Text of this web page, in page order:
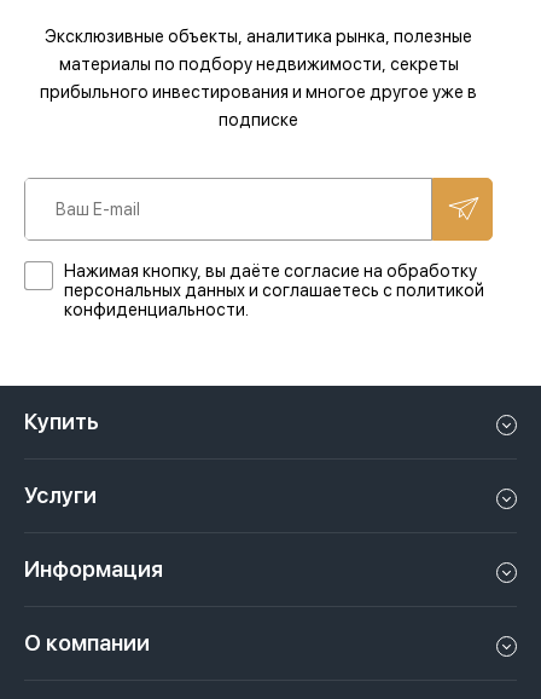
Эксклюзивные объекты, аналитика рынка, полезные
материалы по подбору недвижимости, секреты
прибыльного инвестирования и многое другое уже в
подписке
Нажимая кнопку, вы даёте согласие на обработку
персональных данных и соглашаетесь с политикой
конфиденциальности.
Купить
Апартаменты в Дубае
Пентхаус в Дубае
Услуги
Сдать недвижимость в Дубае, ОАЭ
Информация
О компании